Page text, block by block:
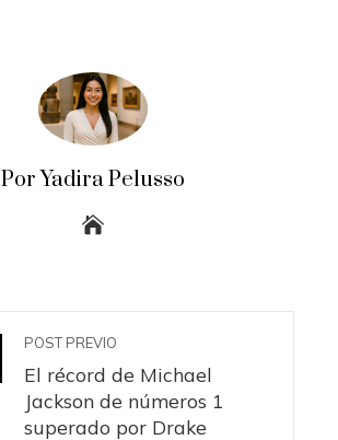
Por Yadira Pelusso
POST PREVIO
El récord de Michael
Jackson de números 1
superado por Drake